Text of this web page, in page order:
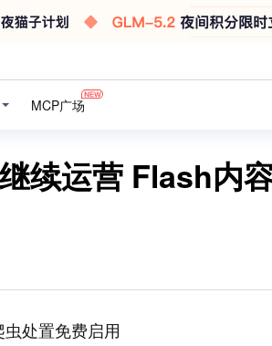
MCP广场
续运营 Flash内
处置免费启用